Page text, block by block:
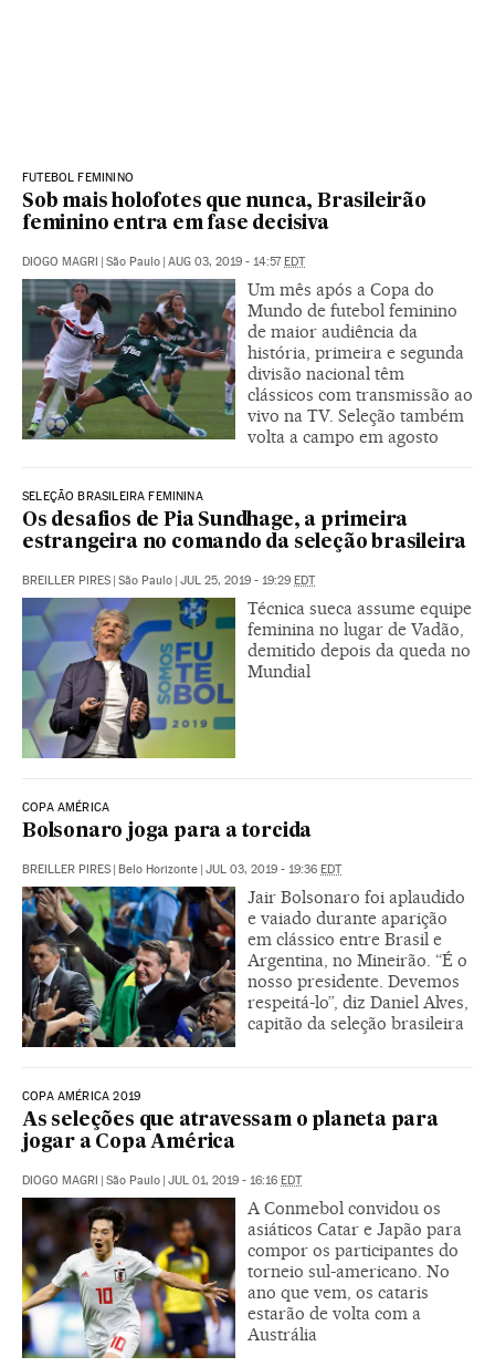
FUTEBOL FEMININO
Sob mais holofotes que nunca, Brasileirão
feminino entra em fase decisiva
DIOGO MAGRI | São Paulo | AUG 03, 2019 - 14:57EDT
Um mês após a Copa do
Mundo de futebol feminino
de maior audiência da
história, primeira e segunda
divisão nacional têm
clássicos com transmissão ao
vivo na TV. Seleção também
volta a campo em agosto
SELEÇÃO BRASILEIRA FEMININA
Os desafios de Pia Sundhage, a primeira
estrangeira no comando da seleção brasileira
BREILLER PIRES | São Paulo | JUL 25, 2019 - 19:29 EDT
Técnica sueca assume equipe
feminina no lugar de Vadão,
demitido depois da queda no
Mundial
COPA AMÉRICA
Bolsonaro joga para a torcida
BREILLER PIRES | Belo Horizonte | JUL 03, 2019 - 19:36 EDT
Jair Bolsonaro foi aplaudido
e vaiado durante aparição
em clássico entre Brasil e
Argentina, no Mineirão. “É o
nosso presidente. Devemos
respeitá-lo”, diz Daniel Alves,
capitão da seleção brasileira
COPA AMÉRICA 2019
As seleções que atravessam o planeta para
jogar a Copa América
DIOGO MAGRI | São Paulo | JUL 01, 2019 - 16:16 EDT
A Conmebol convidou os
asiáticos Catar e Japão para
compor os participantes do
torneio sul-americano. No
ano que vem, os cataris
estarão de volta com a
Austrália